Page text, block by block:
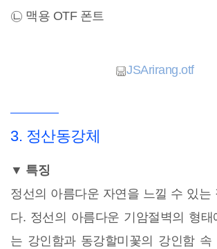
㉡ 맥용 OTF 폰트
JSArirang.otf
3. 정산동강체
▼ 특징
정선의 아름다운 자연을 느낄 수 있는
다. 정선의 아름다운 기암절벽의 형
는 강인함과 동강할미꽃의 강인함